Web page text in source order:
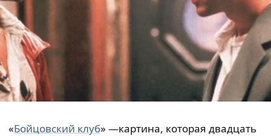
«Бойцовский клуб» —картина, которая двадцать